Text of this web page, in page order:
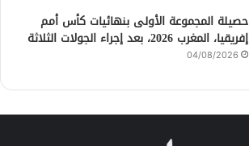
حصيلة المجموعة الأولى بنهائيات كأس أمم
إفريقيا، المغرب 2026، بعد إجراء الجولات الثلاثة
04/08/2026